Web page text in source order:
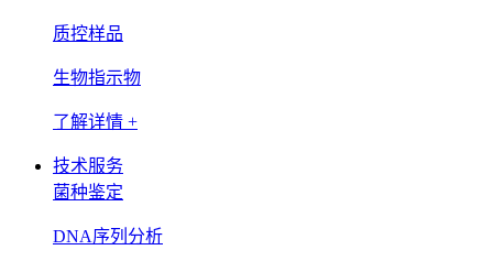
质控样品
生物指示物
了解详情 +
技术服务
菌种鉴定
DNA序列分析